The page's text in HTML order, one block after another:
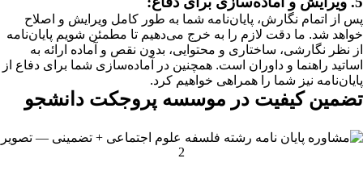
پس از اتمام نگارش، پایان‌نامه شما به طور کامل ویرایش و اصلاح
خواهد شد. ما دقت لازم را به خرج می‌دهیم تا مطمئن شویم پایان‌نامه
از نظر نگارشی، ساختاری و محتوایی، بدون نقص و آماده ارائه به
اساتید راهنما و داوران است. همچنین در آماده‌سازی شما برای دفاع از
پایان‌نامه نیز شما را همراهی خواهیم کرد.
تضمین کیفیت در موسسه پروجکت دانشجو